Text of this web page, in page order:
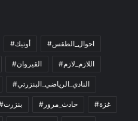
#أوتيك #احوال_الطقس
#القيروان #اللازم_لازم
#النادي_الرياضي_البنزرتي
#بنزرت #حادث_مرور #غزة